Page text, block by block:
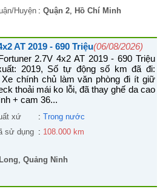
Huyện : Quận 2, Hồ Chí Minh
AT 2019 - 690 Triệu(06/08/2026)
2.7V 4x2 AT 2019 - 690 Triệu
2019, Số tự động số km đã đi:
Xe chính chủ làm văn phòng đi ít giữ
thoải mái ko lỗi, đã thay ghế da cao
+ cam 36...
xứ : Trong nước
sử dụng : 108.000 km
, Quảng Ninh